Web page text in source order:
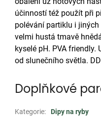
účinností též použít při
polévání partiklu i
velmi hustá tmavě
kyselé pH. PVA
od slunečního světla.
Doplňkové
Kategorie:
Dipy na ryby